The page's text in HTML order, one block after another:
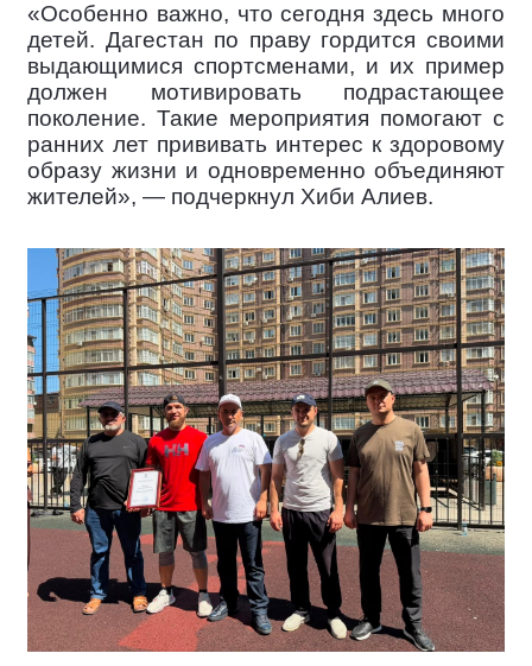
«Особенно важно, что сегодня здесь много
детей. Дагестан по праву гордится своими
выдающимися спортсменами, и их пример
должен мотивировать подрастающее
поколение. Такие мероприятия помогают с
ранних лет прививать интерес к здоровому
образу жизни и одновременно объединяют
жителей», — подчеркнул Хиби Алиев.